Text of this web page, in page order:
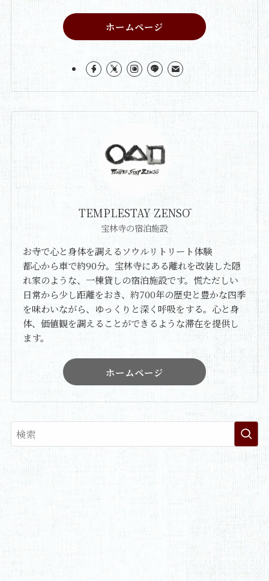
ホームページ
TEMPLESTAY ZENSŌ
宝林寺の宿泊施設
お寺で心と身体を調えるソウルリトリート体験
都心から車で約90分。宝林寺にある離れを改装した隠
れ家のような、一棟貸しの宿泊施設です。慌ただしい
日常から少し距離をおき、約700年の歴史と豊かな四季
を味わいながら、ゆっくりと深く呼吸をする。心と身
体、価値観を調えることができるような滞在を提供し
ます。
ホームページ